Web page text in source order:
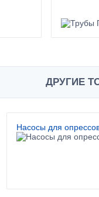
ДРУГИЕ
Насосы для